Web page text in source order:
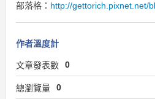
部落格： http://gettorich.pixnet.net/
作者溫度計
文章發表數 0
總瀏覽量 0